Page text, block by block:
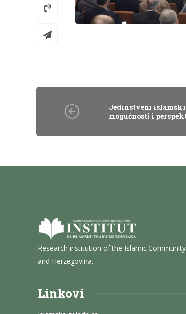
Jedinstveni islamski
mogućnosti i
Research institution of the Islamic
and Herzegovina.
Linkovi